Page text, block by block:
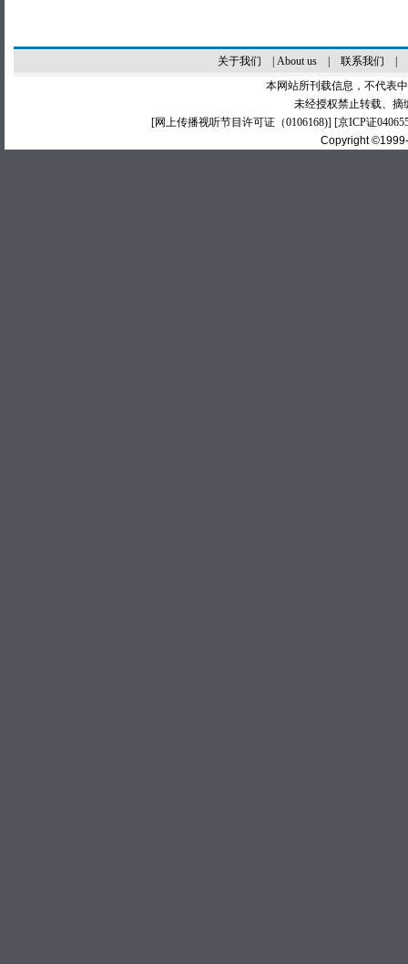
关于我们 About us| 联系我们
本网站所刊载信息，不代表
未经授权禁止转载、摘
[网上传播视听节目许可证（0106168)] [京ICP证
Copyright